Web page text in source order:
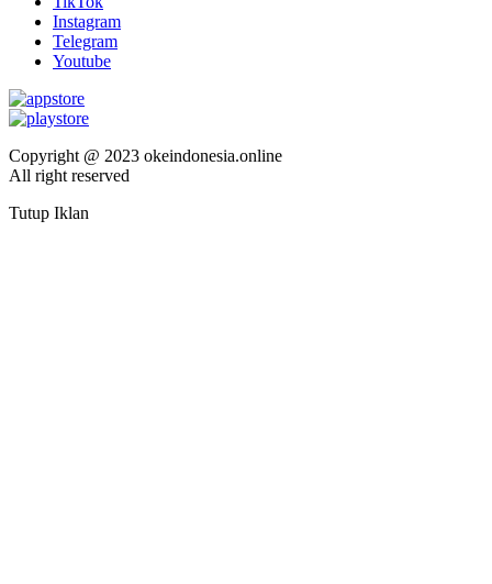
Instagram
Telegram
Youtube
Copyright @ 2023 okeindonesia.online
All right reserved
Tutup Iklan